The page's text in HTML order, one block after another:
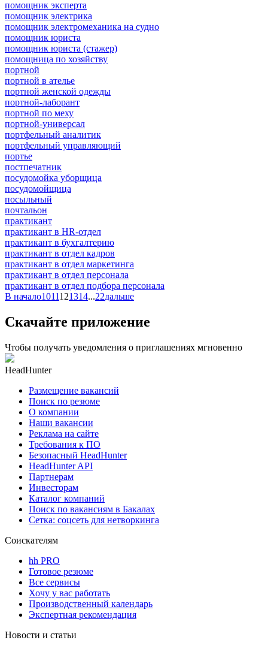
помощник эксперта
помощник электрика
помощник электромеханика на судно
помощник юриста
помощник юриста (стажер)
помощница по хозяйству
портной
портной в ателье
портной женской одежды
портной-лаборант
портной по меху
портной-универсал
портфельный аналитик
портфельный управляющий
портье
постпечатник
посудомойка уборщица
посудомойщица
посыльный
почтальон
практикант
практикант в HR-отдел
практикант в бухгалтерию
практикант в отдел кадров
практикант в отдел маркетинга
практикант в отдел персонала
практикант в отдел подбора персонала
В начало1011121314...22дальше
Скачайте приложение
Чтобы получать уведомления о приглашениях мгновенно
HeadHunter
Размещение вакансий
Поиск по резюме
О компании
Наши вакансии
Реклама на сайте
Требования к ПО
Безопасный HeadHunter
HeadHunter API
Партнерам
Инвесторам
Каталог компаний
Поиск по вакансиям в Бакалах
Сетка: соцсеть для нетворкинга
Соискателям
hh PRO
Готовое резюме
Все сервисы
Хочу у вас работать
Производственный календарь
Экспертная рекомендация
Новости и статьи